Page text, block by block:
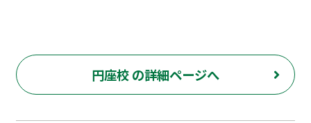
円座校 の詳細ページへ